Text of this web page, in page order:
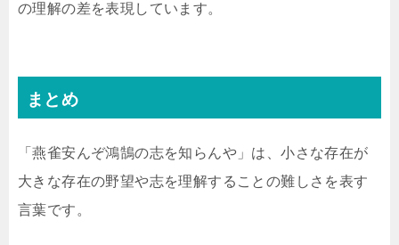
の理解の差を表現しています。
まとめ
「燕雀安んぞ鴻鵠の志を知らんや」は、小さな存在が
大きな存在の野望や志を理解することの難しさを表す
言葉です。